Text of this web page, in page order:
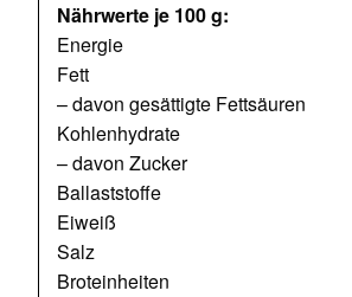
Nährwerte je 100 g:
Energie
Fett
– davon gesättigte Fettsäuren
Kohlenhydrate
– davon Zucker
Ballaststoffe
Eiweiß
Salz
Broteinheiten